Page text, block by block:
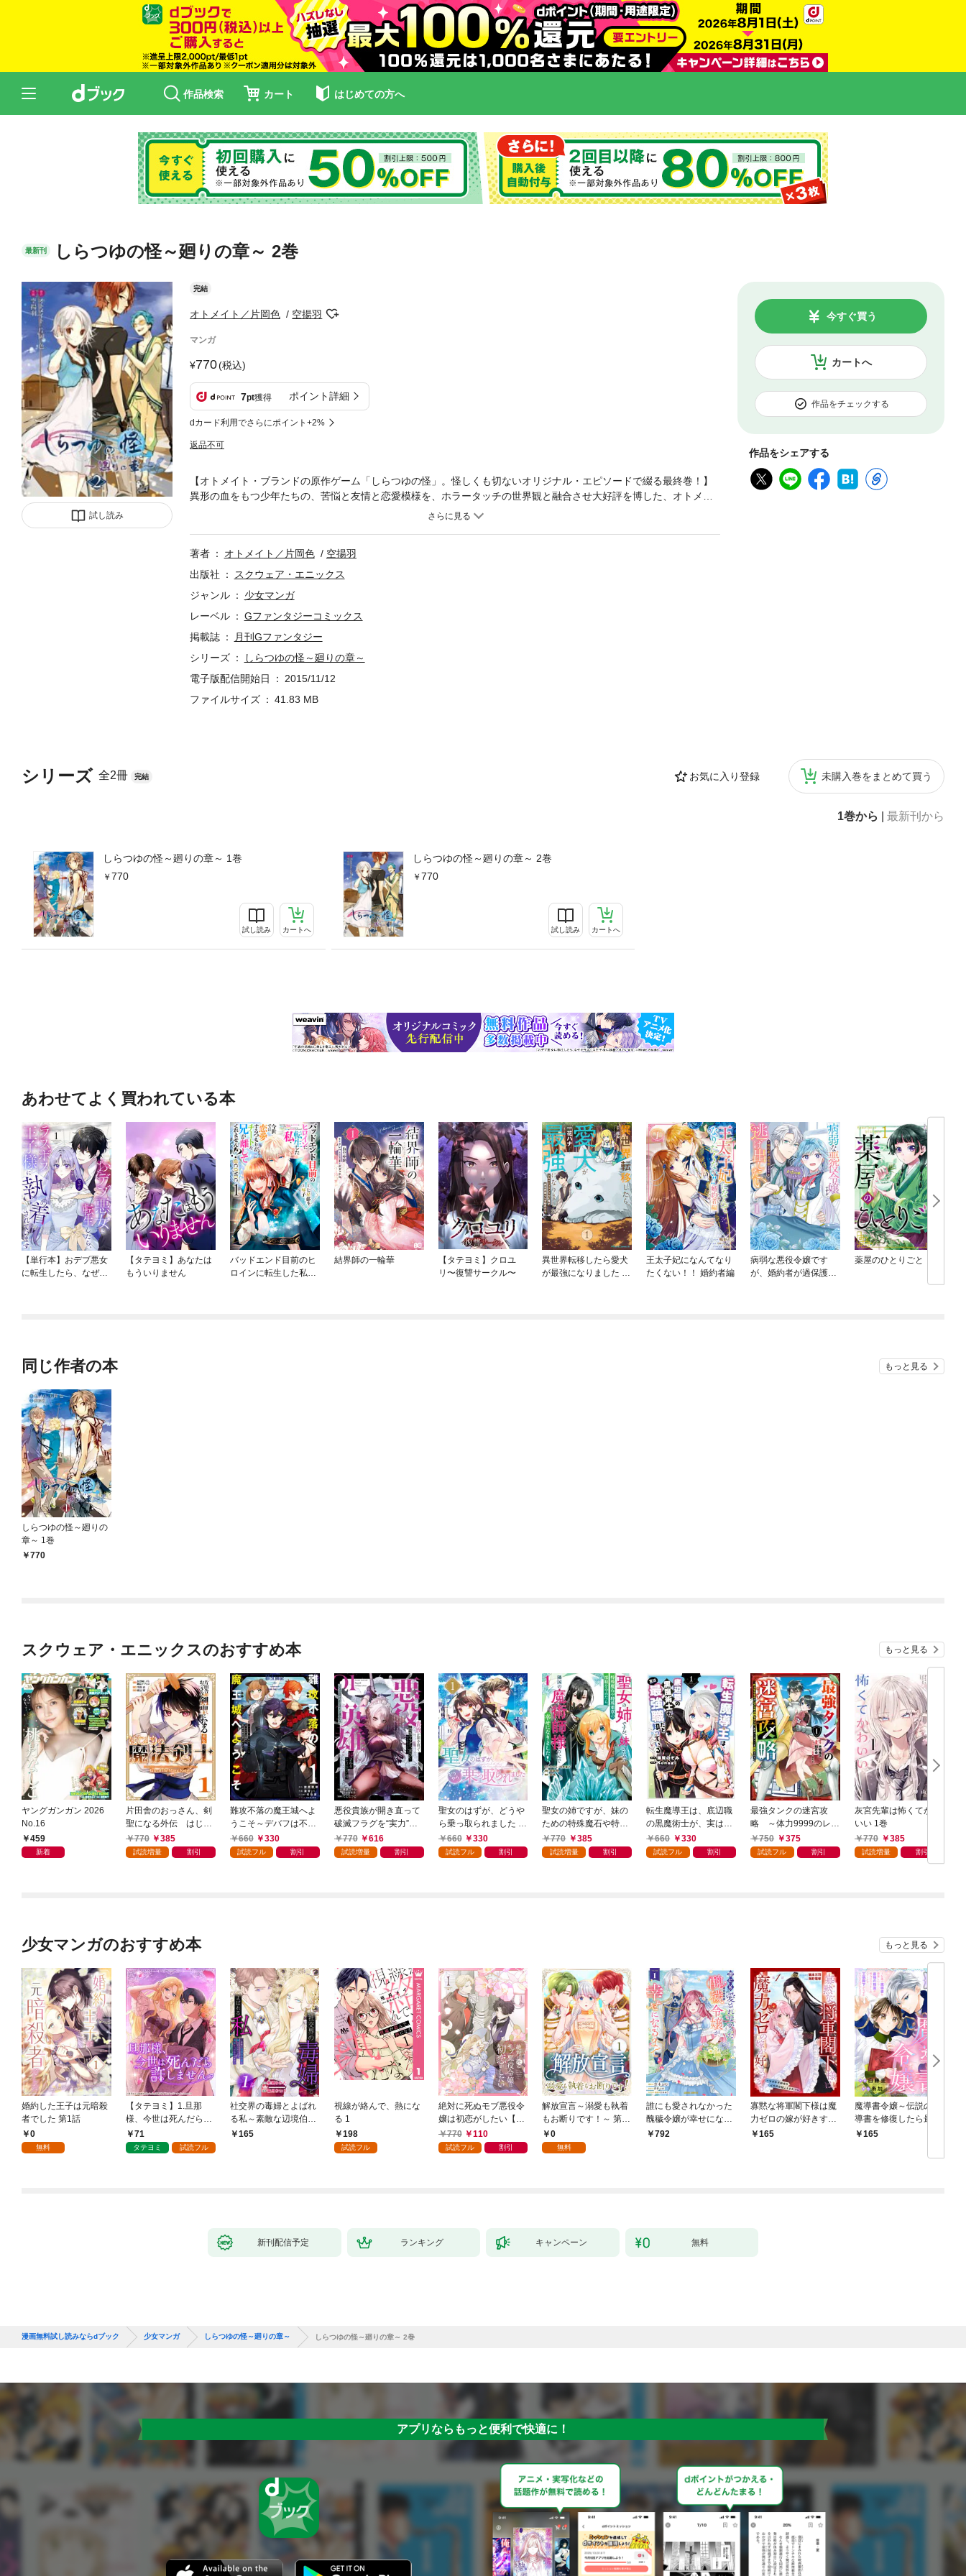
作品検索 カート はじめての方へ
最新刊 しらつゆの怪～廻りの章～ 2巻
試し読み
完結
オトメイト／片岡色 空揚羽
マンガ
770(税込)
7pt獲得 ポイント詳細
dカード利用でさらにポイント+2%
返品不可
カートへ
今すぐ買う
作品をチェックする
作品をシェアする
シリーズ 全2冊 完結 お気に入り登録 未購入巻をまとめて買う
1巻から 最新刊から
しらつゆの怪～廻りの章～ 1巻
770
試し読み カートへ
しらつゆの怪～廻りの章～ 2巻
770
試し読み カートへ
【オトメイト・ブランドの原作ゲーム「しらつゆの怪」。怪しくも切ないオリジナル・エピソードで綴る最終巻！】
異形の血をもつ少年たちの、苦悩と友情と恋愛模様を、ホラータッチの世界観と融合させ大好評を博した、オトメイ
ト発の原作ゲーム「しらつゆの怪」。その原作ゲームへと繋がるオリジナル・ストーリーを、空揚羽が時に怪しく、
著者 オトメイト／片岡色
空揚羽
出版社
スクウェア・エニックス
ジャンル
少女マンガ
レーベル
Gファンタジーコミックス
掲載誌
月刊Gファンタジー
シリーズ
しらつゆの怪～廻りの章～
電子版配信開始日
2015/11/12
ファイルサイズ
41.83 MB
あわせてよく買われている本
【単行本】おデブ悪女
に転生したら、なぜか
【タテヨミ】あなたは
もういりません
バッドエンド目前のヒ
ロインに転生した私、
結界師の一輪華
【タテヨミ】クロユ
リ〜復讐サークル〜
異世界転移したら愛犬
が最強になりました ～
王太子妃になんてなり
たくない！！ 婚約者編
病弱な悪役令嬢です
が、婚約者が過保護す
薬屋のひとりごと
同じ作者の本 もっと見る
しらつゆの怪～廻りの
章～ 1巻
770
スクウェア・エニックスのおすすめ本 もっと見る
ヤングガンガン 2026
No.16
459
新着
片田舎のおっさん、剣
聖になる外伝 はじま
りの魔法剣士 1巻
770 385
試読増量 割引
難攻不落の魔王城へよ
うこそ～デバフは不要
と勇者パーティーを追
い出された黒魔導士、
660 330
試読フル 割引
悪役貴族が開き直って
破滅フラグを“実力”で
叩き折っていたら、い
つの間にかヒロイン達
770 616
試読増量 割引
聖女のはずが、どうや
ら乗っ取られました 1
巻660 330
試読フル 割引
聖女の姉ですが、妹の
ための特殊魔石や特殊
薬草の採取をやめた
ら、隣国の魔術師様の
770 385
試読増量 割引
転生魔導王は、底辺職
の黒魔術士が、実は最
強職だと知っている 1
巻
660 330
試読フル 割引
最強タンクの迷宮攻
略 ～体力9999のレア
スキル持ちタンク、勇
者パーティーを追放さ
750 375
試読フル 割引
灰宮先輩は怖くてかわ
いい 1巻
770
385
試読増量 割引
少女マンガのおすすめ本 もっと見る
婚約した王子は元暗殺
者でした 第1話
0
無料
【タテヨミ】1.旦那
様、今世は死んだら許
しません
71
タテヨミ 試読フル
社交界の毒婦とよばれ
る私～素敵な辺境伯令
息に腕を折られたの
165
視線が絡んで、熱にな
る 1
198
試読フル
絶対に死ぬモブ悪役令
嬢は初恋がしたい【単
行本版】 1巻
770 110
試読フル 割引
解放宣言～溺愛も執着
もお断りです！～ 第1
話0
無料
誰にも愛されなかった
醜穢令嬢が幸せになる
まで 1
792
寡黙な将軍閣下様は魔
力ゼロの嫁が好きすぎ
る～なぜか旦那様の心
165
魔導書令嬢～伝説の魔
導書を修復したら最強
の精霊が味方になりま
下がなぜかいつもそば
165
新刊配信予定 ランキング キャンペーン 無料
漫画無料試し読みならdブック 少女マンガ しらつゆの怪～廻りの章～ しらつゆの怪～廻りの章～ 2巻
アプリならもっと便利で快適に！